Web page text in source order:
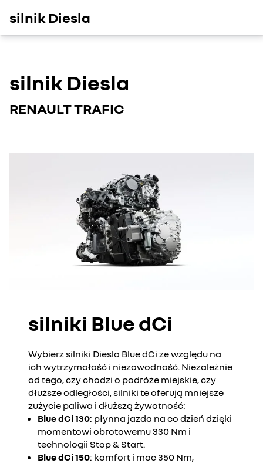
silnik Diesla
silnik Diesla
RENAULT TRAFIC
silniki Blue dCi
Wybierz silniki Diesla Blue dCi ze względu na
ich wytrzymałość i niezawodność. Niezależnie
od tego, czy chodzi o podróże miejskie, czy
dłuższe odległości, silniki te oferują mniejsze
zużycie paliwa i dłuższą żywotność:
Blue dCi 130: płynna jazda na co dzień dzięki
momentowi obrotowemu 330 Nm i
technologii Stop & Start.
Blue dCi 150: komfort i moc 350 Nm,